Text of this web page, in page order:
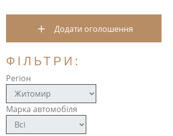
Додати оголошення
ФІЛЬТРИ:
Регіон
Марка автомобіля